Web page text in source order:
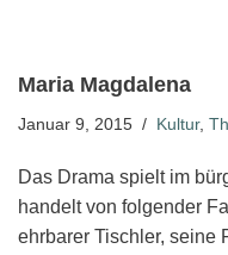
Maria Magdalena
Januar 9, 2015 Kultur,
Das Drama spielt im
handelt von folgender
ehrbarer Tischler, seine